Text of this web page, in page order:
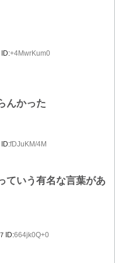
ID:+4MwrKum0
んかった
ID:fDJuKM/4M
ていう有名な言葉があ
ID:664jk0Q+0